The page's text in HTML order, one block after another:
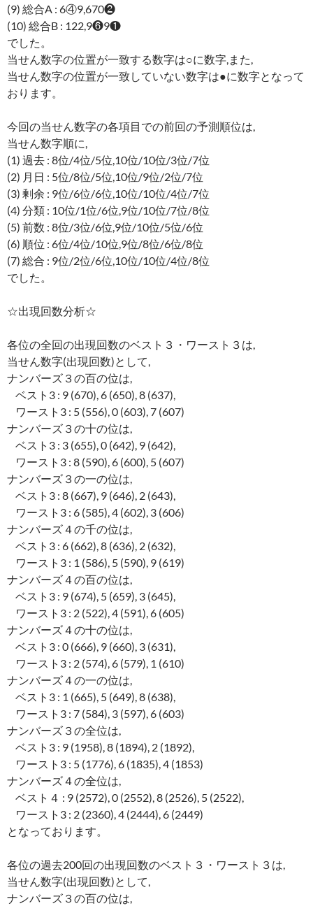
(9) 総合A : 6④9,670❷
(10) 総合B : 122,9❻9❶
でした。
当せん数字の位置が一致する数字は○に数字,また,
当せん数字の位置が一致していない数字は●に数字となって
おります。
今回の当せん数字の各項目での前回の予測順位は,
当せん数字順に,
(1) 過去 : 8位/4位/5位,10位/10位/3位/7位
(2) 月日 : 5位/8位/5位,10位/9位/2位/7位
(3) 剰余 : 9位/6位/6位,10位/10位/4位/7位
(4) 分類 : 10位/1位/6位,9位/10位/7位/8位
(5) 前数 : 8位/3位/6位,9位/10位/5位/6位
(6) 順位 : 6位/4位/10位,9位/8位/6位/8位
(7) 総合 : 9位/2位/6位,10位/10位/4位/8位
でした。
☆出現回数分析☆
各位の全回の出現回数のベスト３・ワースト３は,
当せん数字(出現回数)として,
ナンバーズ３の百の位は,
ベスト3 : 9 (670), 6 (650), 8 (637),
ワースト3 : 5 (556), 0 (603), 7 (607)
ナンバーズ３の十の位は,
ベスト3 : 3 (655), 0 (642), 9 (642),
ワースト3 : 8 (590), 6 (600), 5 (607)
ナンバーズ３の一の位は,
ベスト3 : 8 (667), 9 (646), 2 (643),
ワースト3 : 6 (585), 4 (602), 3 (606)
ナンバーズ４の千の位は,
ベスト3 : 6 (662), 8 (636), 2 (632),
ワースト3 : 1 (586), 5 (590), 9 (619)
ナンバーズ４の百の位は,
ベスト3 : 9 (674), 5 (659), 3 (645),
ワースト3 : 2 (522), 4 (591), 6 (605)
ナンバーズ４の十の位は,
ベスト3 : 0 (666), 9 (660), 3 (631),
ワースト3 : 2 (574), 6 (579), 1 (610)
ナンバーズ４の一の位は,
ベスト3 : 1 (665), 5 (649), 8 (638),
ワースト3 : 7 (584), 3 (597), 6 (603)
ナンバーズ３の全位は,
ベスト3 : 9 (1958), 8 (1894), 2 (1892),
ワースト3 : 5 (1776), 6 (1835), 4 (1853)
ナンバーズ４の全位は,
ベスト４ : 9 (2572), 0 (2552), 8 (2526), 5 (2522),
ワースト3 : 2 (2360), 4 (2444), 6 (2449)
となっております。
各位の過去200回の出現回数のベスト３・ワースト３は,
当せん数字(出現回数)として,
ナンバーズ３の百の位は,